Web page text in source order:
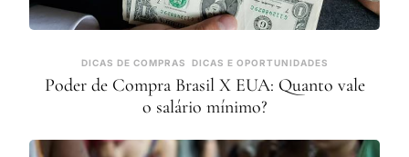
DICAS DE COMPRAS DICAS E OPORTUNIDADES
Poder de Compra Brasil X EUA: Quanto vale
o salário mínimo?